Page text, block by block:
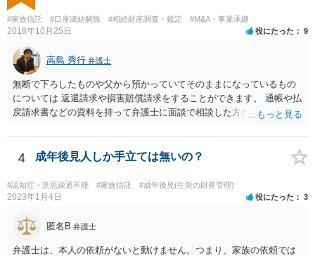
#家族信託 #口座凍結解除 #相続財産調査・鑑定 #M&A・事業承継
2018年10月25日 役にたった 9
高島 秀行 弁護士
無断で下ろしたものや父から預かっていてそのままになっているもの
については 返還請求や損害賠償請求をすることができます。 通帳や払
戻請求書などの資料を持って弁護士に面談で相談した方がよいと思い
4 成年後見人しか手立ては無いの？
#認知症・意思疎通不能 #家族信託 #成年後見(生前の財産管理)
2023年1月4日 役にたった 3
匿名B 弁護士
弁護士は、本人の依頼がないと動けません。つまり、家族の依頼では